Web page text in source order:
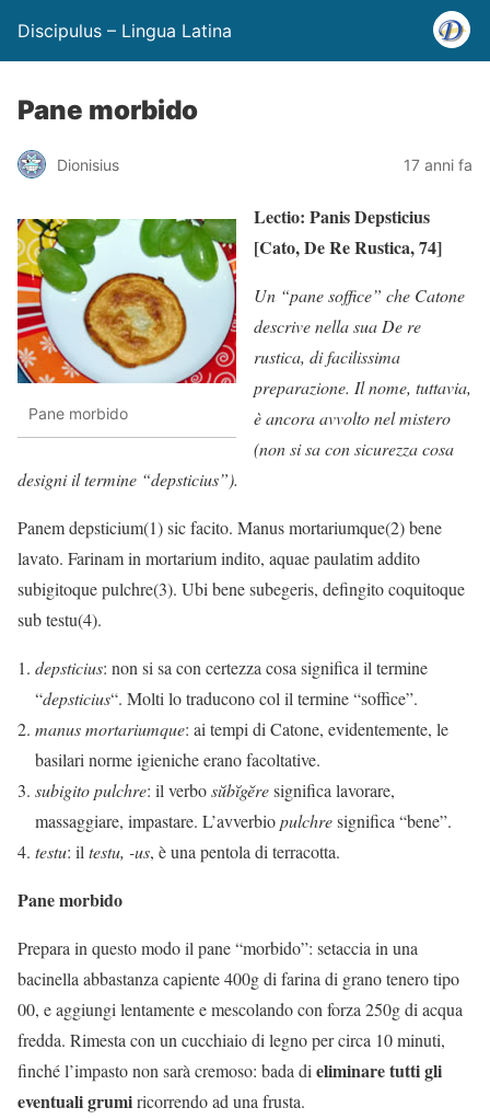
Discipulus – Lingua Latina
Pane morbido
Dionisius 17 anni fa
Pane morbido
Lectio: Panis Depsticius
[Cato, De Re Rustica, 74]
Un “pane soffice” che Catone
descrive nella sua De re
rustica, di facilissima
preparazione. Il nome, tuttavia,
è ancora avvolto nel mistero
(non si sa con sicurezza cosa
designi il termine “depsticius”).
Panem depsticium(1) sic facito. Manus mortariumque(2) bene
lavato. Farinam in mortarium indito, aquae paulatim addito
subigitoque pulchre(3). Ubi bene subegeris, defingito coquitoque
sub testu(4).
depsticius: non si sa con certezza cosa significa il termine
“depsticius“. Molti lo traducono col il termine “soffice”.
manus mortariumque: ai tempi di Catone, evidentemente, le
basilari norme igieniche erano facoltative.
subigito pulchre: il verbosŭbĭgĕresignifica lavorare,
massaggiare, impastare. L’avverbiopulchresignifica “bene”.
testu: il testu, -us, è una pentola di terracotta.
Pane morbido
Prepara in questo modo il pane “morbido”: setaccia in una
bacinella abbastanza capiente 400g di farina di grano tenero tipo
00, e aggiungi lentamente e mescolando con forza 250g di acqua
fredda. Rimesta con un cucchiaio di legno per circa 10 minuti,
finché l’impasto non sarà cremoso: bada di eliminare tutti gli
eventuali grumiricorrendo ad una frusta.